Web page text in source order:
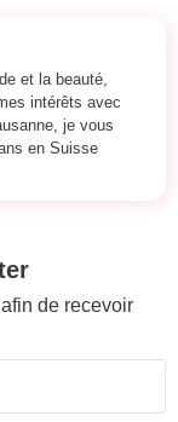
et la beauté,
intérêts avec
je vous
en Suisse
de recevoir